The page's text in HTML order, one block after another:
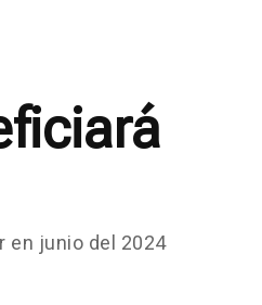
en junio del 2024